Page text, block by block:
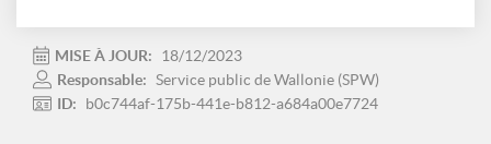
MISE À JOUR:
18/12/2023
Responsable: Service public de Wallonie (SPW)
ID:
b0c744af-175b-441e-b812-a684a00e7724